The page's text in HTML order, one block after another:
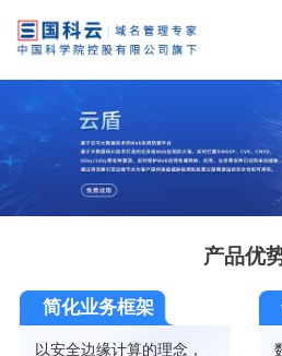
产品优
简化业务框架
以安全边缘计算的理念，